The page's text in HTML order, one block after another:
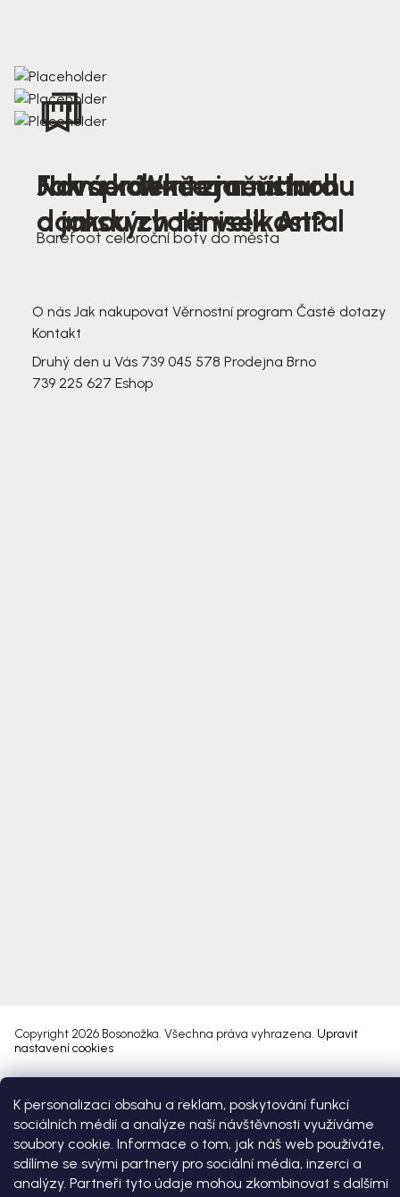
K personalizaci obsahu a reklam, poskytování funkcí
sociálních médií a analýze naší návštěvnosti využíváme
soubory cookie. Informace o tom, jak náš web používáte,
sdílíme se svými partnery pro sociální média, inzerci a
analýzy. Partneři tyto údaje mohou zkombinovat s dalšími
Nová kolekce jarních
dámských tenisek Antal
Jak správně změřit nohu
a jakou zvolit velikost?
Farmer Winter mustard
Barefoot celoroční boty do města
O nás Jak nakupovat Věrnostní program Časté dotazy
Kontakt
Druhý den u Vás 739 045 578 Prodejna Brno
739 225 627 Eshop
Copyright 2026 Bosonožka. Všechna práva vyhrazena. Upravit
nastavení cookies